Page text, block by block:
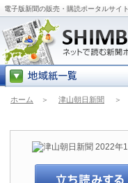
電子版新聞の販売・購読ポータルサイ
ホーム ＞ 津山朝日新聞 ＞